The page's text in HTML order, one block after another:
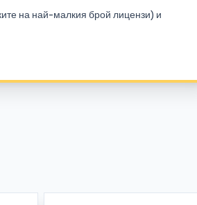
на най-малкия брой лицензи) и